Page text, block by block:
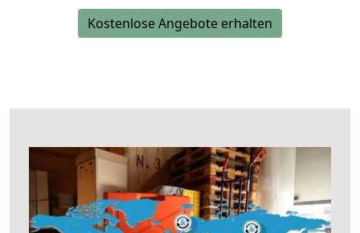
Kostenlose Angebote erhalten